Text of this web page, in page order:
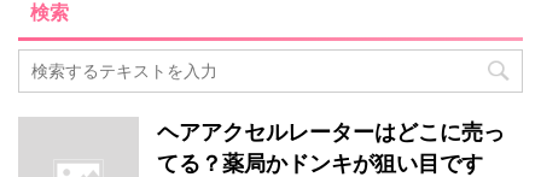
検索
ヘアアクセルレーターはどこに売っ
てる？薬局かドンキが狙い目です